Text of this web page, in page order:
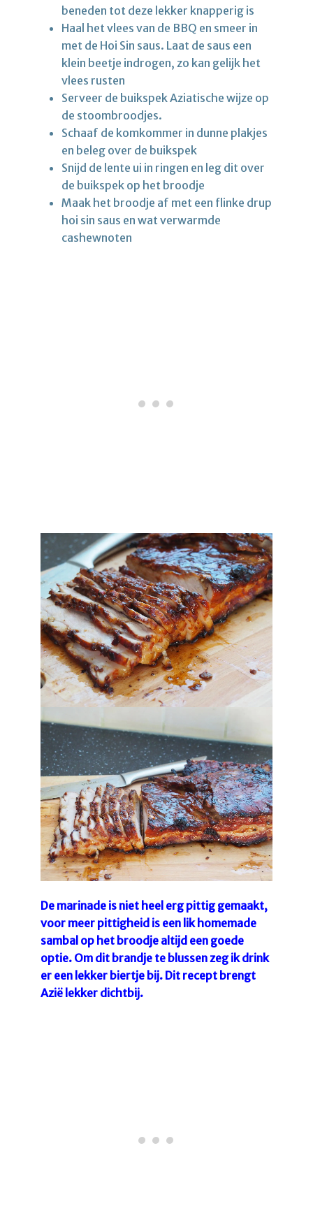
beneden tot deze lekker knapperig is
Haal het vlees van de BBQ en smeer in
met de Hoi Sin saus. Laat de saus een
klein beetje indrogen, zo kan gelijk het
vlees rusten
Serveer de buikspek Aziatische wijze op
de stoombroodjes.
Schaaf de komkommer in dunne plakjes
en beleg over de buikspek
Snijd de lente ui in ringen en leg dit over
de buikspek op het broodje
Maak het broodje af met een flinke drup
hoi sin saus en wat verwarmde
cashewnoten
De marinade is niet heel erg pittig gemaakt,
voor meer pittigheid is een lik homemade
sambal op het broodje altijd een goede
optie. Om dit brandje te blussen zeg ik drink
er een lekker biertje bij. Dit recept brengt
Azië lekker dichtbij.